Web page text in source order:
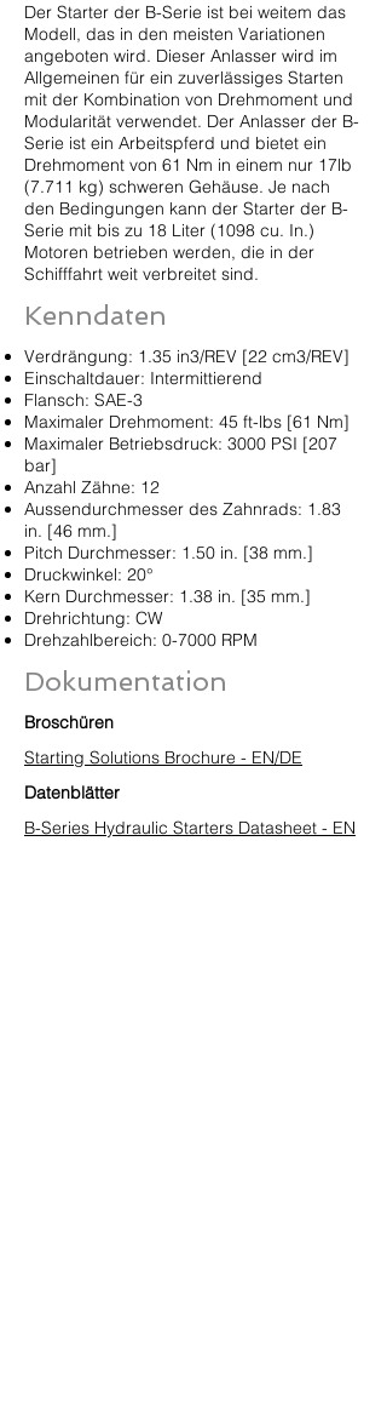
Der Starter der B-Serie ist bei weitem das
Modell, das in den meisten Variationen
angeboten wird. Dieser Anlasser wird im
Allgemeinen für ein zuverlässiges Starten
mit der Kombination von Drehmoment und
Modularität verwendet. Der Anlasser der B-
Serie ist ein Arbeitspferd und bietet ein
Drehmoment von 61 Nm in einem nur 17lb
(7.711 kg) schweren Gehäuse. Je nach
den Bedingungen kann der Starter der B-
Serie mit bis zu 18 Liter (1098 cu. In.)
Motoren betrieben werden, die in der
Schifffahrt weit verbreitet sind.
Kenndaten
Verdrängung: 1.35 in3/REV [22 cm3/REV]
Einschaltdauer: Intermittierend
Flansch: SAE-3
Maximaler Drehmoment: 45 ft-lbs [61 Nm]
Maximaler Betriebsdruck: 3000 PSI [207
bar]
Anzahl Zähne: 12
Aussendurchmesser des Zahnrads: 1.83
in. [46 mm.]
Pitch Durchmesser: 1.50 in. [38 mm.]
Druckwinkel: 20°
Kern Durchmesser: 1.38 in. [35 mm.]
Drehrichtung: CW
Drehzahlbereich: 0-7000 RPM
Dokumentation
Broschüren
Starting Solutions Brochure - EN/DE
Datenblätter
B-Series Hydraulic Starters Datasheet - EN